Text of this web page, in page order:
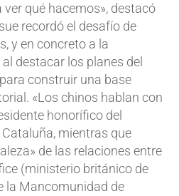
qué hacemos», destacó
recordó el desafío de
y en concreto a la
destacar los planes del
construir una base
«Los chinos hablan con
honorífico del
mientras que
de las relaciones entre
(ministerio británico de
la Mancomunidad de